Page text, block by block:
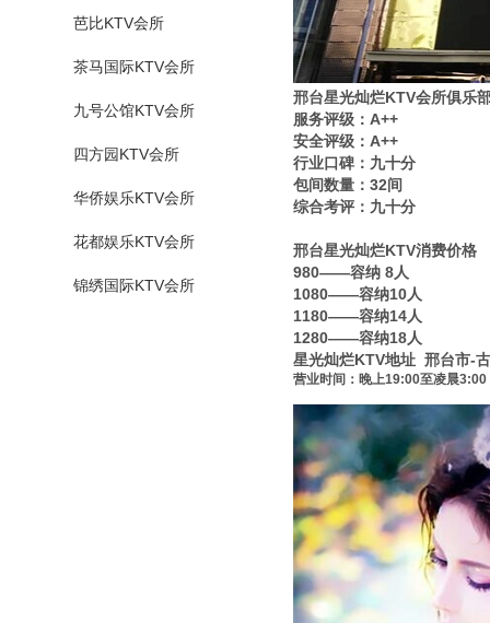
芭比KTV会所
茶马国际KTV会所
九号公馆KTV会所
四方园KTV会所
华侨娱乐KTV会所
花都娱乐KTV会所
锦绣国际KTV会所
邢台星光灿烂KTV会所俱乐
服务评级：A++
安全评级：A++
行业口碑：九十分
包间数量：32间
综合考评：九十分
邢台星光灿烂KTV消费价格
980——容纳 8人
1080——容纳10人
1180——容纳14人
1280——容纳18人
星光灿烂KTV地址 邢台市-
营业时间：晚上19:00至凌晨3:00